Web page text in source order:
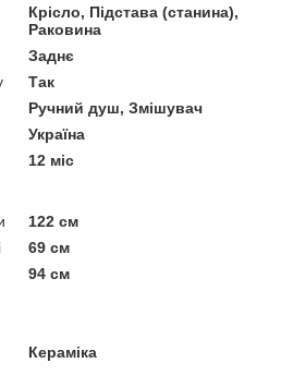
Крісло, Підстава (станина),
Раковина
Заднє
Так
Ручний душ, Змішувач
Україна
12 міс
122 см
69 см
94 см
Кераміка